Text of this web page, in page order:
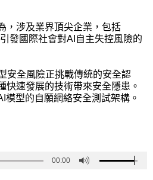
，涉及業界頂尖企業，包括
發國際社會對AI自主失控風險的
安全風險正挑戰傳統的安全認
速發展的技術帶來安全隱患。
型的自願網絡安全測試架構。
00:00